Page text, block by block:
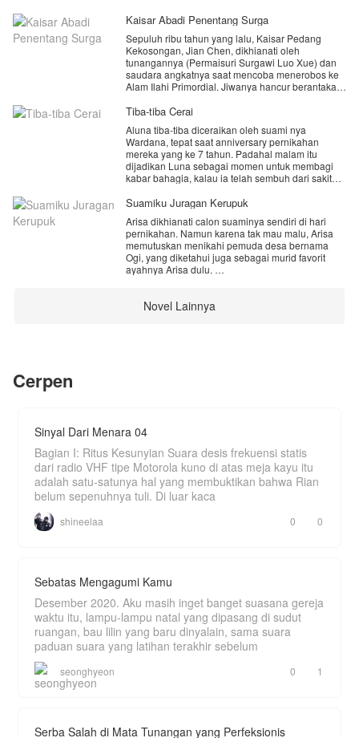
Kaisar Abadi Penentang Surga
Sepuluh ribu tahun yang lalu, Kaisar Pedang
Kekosongan, Jian Chen, dikhianati oleh
tunangannya (Permaisuri Surgawi Luo Xue) dan
saudara angkatnya saat mencoba menerobos ke
Alam Ilahi Primordial. Jiwanya hancur berantakan.
ia temukan di Reruntuhan Kekacauan
Sepuluh ribu tahun kemudian, Jian Chen
terbangun di tubuh seorang pemuda bernama
sama di Benua Bintang Jatuh (Dunia Fana
terendah). Pemuda ini dikenal sebagai "Sampah
ingatan masa lalunya, pengetahuan alkimia
tingkat dewa, dan teknik kultivasi terlarang Seni
Melahap Surga Primordial, Jian Chen memulai
kembali langkahnya dari bawah. Ia bersumpah
untuk membelah langit, menghancurkan para
pengkhianat yang kini telah menjadi Penguasa
Surga, dan mengungkap rahasia sejati di balik
Tiba-tiba Cerai
Aluna tiba-tiba diceraikan oleh suami nya
Wardana, tepat saat anniversary pernikahan
mereka yang ke 7 tahun. Padahal malam itu
dijadikan Luna sebagai momen untuk membagi
kabar bahagia, kalau ia telah sembuh dari sakit
terakhir.
sedang hamil anak kakak nya, Tapi fakta baru
terungkap, keluarga Wardana menginginkan
kematiannya, dapatkah Luna mengungkap tabir
misteri yang keluarga Wardana sembunyikan?
Suamiku Juragan Kerupuk
Arisa dikhianati calon suaminya sendiri di hari
pernikahan. Namun karena tak mau malu, Arisa
memutuskan menikahi pemuda desa bernama
Ogi, yang diketahui juga sebagai murid favorit
ayahnya Arisa dulu.
desa, membawa Arisa untuk ikut tinggal
dengannya ke desa. Saat itulah kehidupan Arisa
"Kompor gasnya mana, Kang?"
"Di sini masaknya masih pakai kayu atuh, Neng..."
"Ini kenapa sinyalnya nggak ada, Kang? Aku
butuh wifi!"
"Di sini wifi belum ada atuh, Neng. Kalau mau
mereka tinggal di desa?
Novel Lainnya
Cerpen
Sinyal Dari Menara 04
Bagian I: Ritus Kesunyian Suara desis frekuensi statis
dari radio VHF tipe Motorola kuno di atas meja kayu itu
adalah satu-satunya hal yang membuktikan bahwa Rian
belum sepenuhnya tuli. Di luar kaca
shineelaa 0 0
Sebatas Mengagumi Kamu
Desember 2020. Aku masih inget banget suasana gereja
waktu itu, lampu-lampu natal yang dipasang di sudut
ruangan, bau lilin yang baru dinyalain, sama suara
paduan suara yang latihan terakhir sebelum
seonghyeon 0 1
Serba Salah di Mata Tunangan yang Perfeksionis